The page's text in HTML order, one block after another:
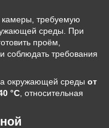
требуемую
среды. При
проём,
соблюдать требования
окружающей среды от
°C , относительная